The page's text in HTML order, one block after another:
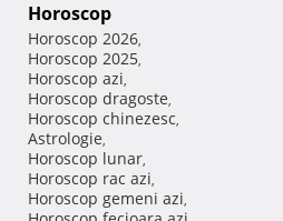
Horoscop
Horoscop 2026,
Horoscop 2025,
Horoscop azi,
Horoscop dragoste,
Horoscop chinezesc,
Astrologie,
Horoscop lunar,
Horoscop rac azi,
Horoscop gemeni azi,